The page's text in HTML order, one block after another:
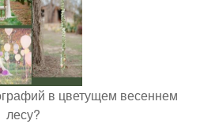
в цветущем весеннем
лесу?